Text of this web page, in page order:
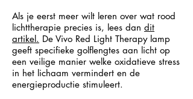
Als je eerst meer wilt leren over wat rood
lichttherapie precies is, lees dan dit
artikel. De Vivo Red Light Therapy lamp
geeft specifieke golflengtes aan licht op
een veilige manier welke oxidatieve stress
in het lichaam vermindert en de
energieproductie stimuleert.